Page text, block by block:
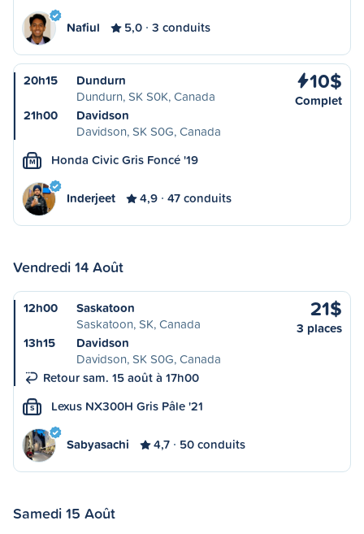
Nafiul 5,0 3 conduits
20h15
Dundurn
Dundurn, SK S0K, Canada
21h00
Davidson
Davidson, SK S0G, Canada
10$
Complet
M Honda Civic Gris Foncé '19
Inderjeet 4,9 47 conduits
Vendredi 14 Août
12h00
Saskatoon
Saskatoon, SK, Canada
13h15
Davidson
Davidson, SK S0G, Canada
Retour sam. 15 août à 17h00
21$
3 places
S Lexus NX300H Gris Pâle '21
Sabyasachi 4,7 50 conduits
Samedi 15 Août